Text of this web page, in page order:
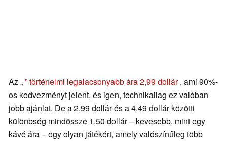
Az „” történelmi legalacsonyabb ára 2,99 dollár, ami 90%-
os kedvezményt jelent, és igen, technikailag ez valóban
jobb ajánlat. De a 2,99 dollár és a 4,49 dollár közötti
különbség mindössze 1,50 dollár – kevesebb, mint egy
kávé ára – egy olyan játékért, amely valószínűleg több